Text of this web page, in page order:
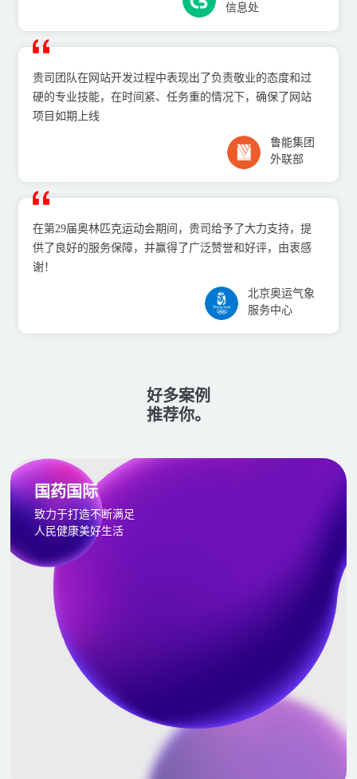
信息处
贵司团队在⽹站开发过程中表现出了负责敬业的态度和过
硬的专业技能，在时间紧、任务重的情况下，确保了⽹站
项⽬如期上线
鲁能集团
外联部
在第29届奥林匹克运动会期间，贵司给予了⼤⼒⽀持，提
供了良好的服务保障，并赢得了⼴泛赞誉和好评，由衷感
谢！
北京奥运⽓象
服务中⼼
好多案例
推荐你。
国药国际
致力于打造不断满足
人民健康美好生活